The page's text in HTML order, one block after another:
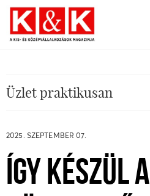
Üzlet praktikusan
2025. SZEPTEMBER 07.
ÍGY KÉSZÜL A